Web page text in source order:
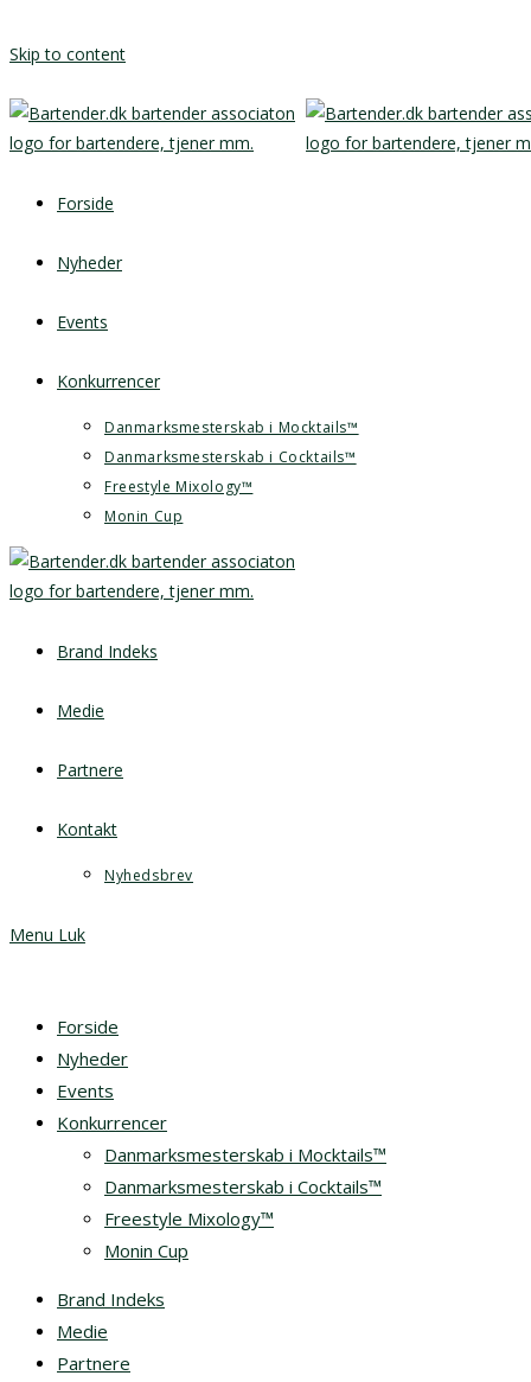
Skip to content
Forside
Nyheder
Events
Konkurrencer
Danmarksmesterskab i Mocktails™
Danmarksmesterskab i Cocktails™
Freestyle Mixology™
Monin Cup
Brand Indeks
Medie
Partnere
Kontakt
Nyhedsbrev
Menu Luk
Forside
Nyheder
Events
Konkurrencer
Danmarksmesterskab i Mocktails™
Danmarksmesterskab i Cocktails™
Freestyle Mixology™
Monin Cup
Brand Indeks
Medie
Partnere